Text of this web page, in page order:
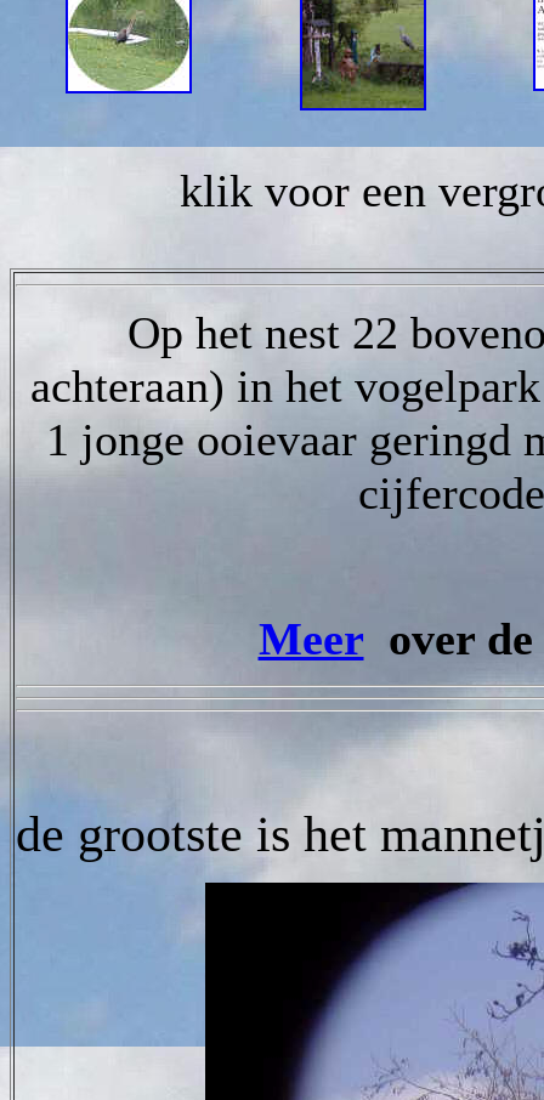
klik voor een
Op het nest 22
achteraan) in het
1 jonge ooievaar geringd
Meer over
de grootste is het